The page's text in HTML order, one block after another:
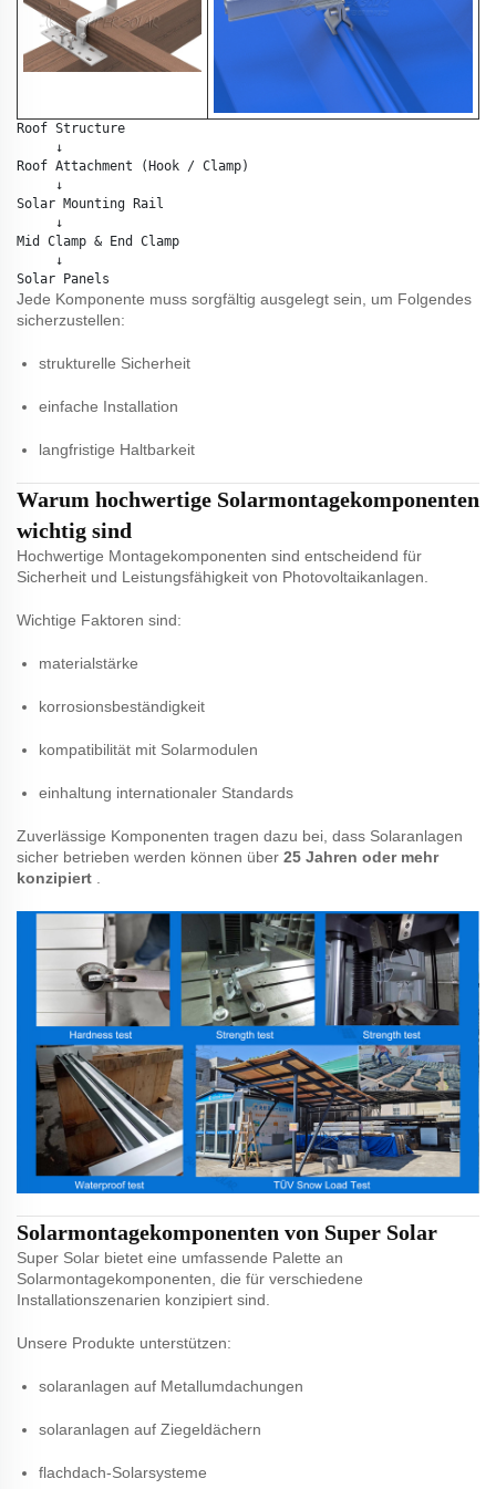
Roof Structure
     ↓
Roof Attachment (Hook / Clamp)
     ↓
Solar Mounting Rail
     ↓
Mid Clamp & End Clamp
     ↓
Jede Komponente muss sorgfältig ausgelegt sein, um Folgendes
sicherzustellen:
strukturelle Sicherheit
einfache Installation
langfristige Haltbarkeit
Warum hochwertige Solarmontagekomponenten
wichtig sind
Hochwertige Montagekomponenten sind entscheidend für
Sicherheit und Leistungsfähigkeit von Photovoltaikanlagen.
Wichtige Faktoren sind:
materialstärke
korrosionsbeständigkeit
kompatibilität mit Solarmodulen
einhaltung internationaler Standards
Zuverlässige Komponenten tragen dazu bei, dass Solaranlagen
sicher betrieben werden können über 25 Jahren oder mehr
konzipiert
Solarmontagekomponenten von Super Solar
Super Solar bietet eine umfassende Palette an
Solarmontagekomponenten, die für verschiedene
Installationszenarien konzipiert sind.
Unsere Produkte unterstützen:
solaranlagen auf Metallumdachungen
solaranlagen auf Ziegeldächern
flachdach-Solarsysteme